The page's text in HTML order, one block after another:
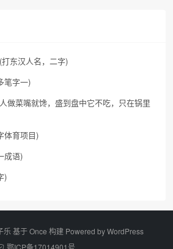
东汉人名，二字)
笔字一)
做菜嘴就馋，盛到盘中它不吃，只在锅里
体育项目)
成语)
)
基于 Once 构建 Powered byWordPress
鄂ICP备17014901号